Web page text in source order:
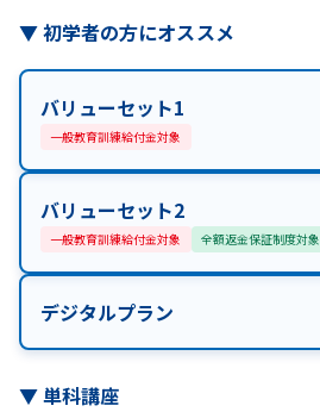
▼初学者の方にオススメ
バリューセット1
一般教育訓練給付金対象
バリューセット2
一般教育訓練給付金対象 全額返金保証制度対象
デジタルプラン
▼単科講座